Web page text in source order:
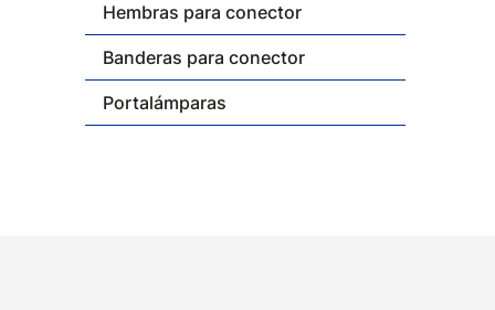
Hembras para conector
Banderas para conector
Portalámparas